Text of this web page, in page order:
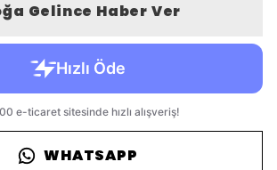
Gelince Haber Ver
WHATSAPP